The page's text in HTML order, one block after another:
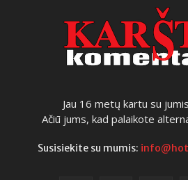
Jau 16 metų kartu su
Ačiū jums, kad palaikote
Susisiekite su mumis: